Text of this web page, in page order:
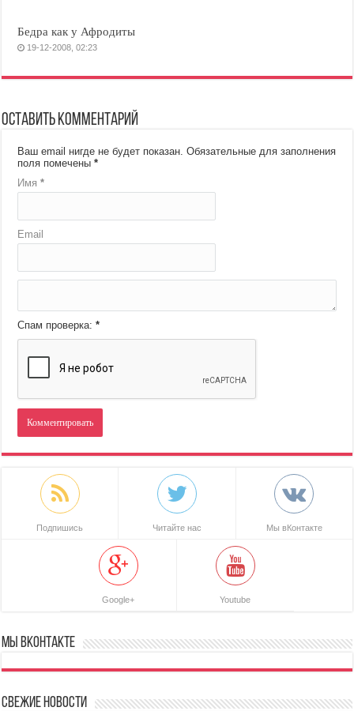
Бедра как у Афродиты
19-12-2008, 02:23
Оставить комментарий
Ваш email нигде не будет показан. Обязательные для заполнения
поля помечены*
Имя*
Email
Спам проверка:*
Подпишись Читайте нас Мы вКонтакте
Google+ Youtube
Мы ВКонтакте
Свежие новости